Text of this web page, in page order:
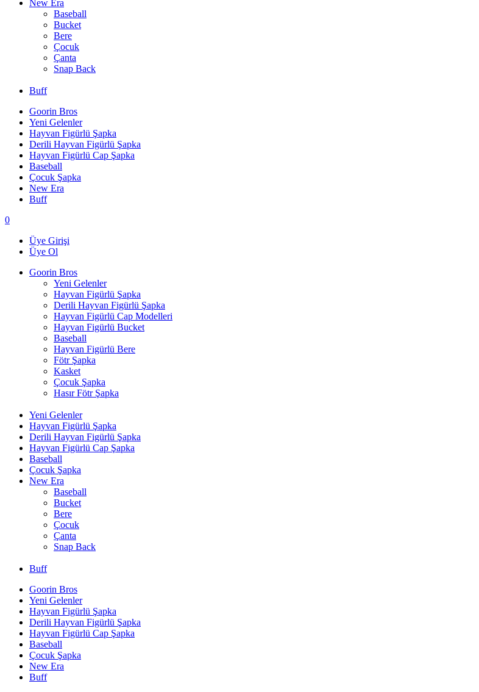
New Era
Baseball
Bucket
Bere
Çocuk
Çanta
Snap Back
Buff
Goorin Bros
Yeni Gelenler
Hayvan Figürlü Şapka
Derili Hayvan Figürlü Şapka
Hayvan Figürlü Cap Şapka
Baseball
Çocuk Şapka
New Era
Buff
0
Üye Girişi
Üye Ol
Goorin Bros
Yeni Gelenler
Hayvan Figürlü Şapka
Derili Hayvan Figürlü Şapka
Hayvan Figürlü Cap Modelleri
Hayvan Figürlü Bucket
Baseball
Hayvan Figürlü Bere
Fötr Şapka
Kasket
Çocuk Şapka
Hasır Fötr Şapka
Yeni Gelenler
Hayvan Figürlü Şapka
Derili Hayvan Figürlü Şapka
Hayvan Figürlü Cap Şapka
Baseball
Çocuk Şapka
New Era
Baseball
Bucket
Bere
Çocuk
Çanta
Snap Back
Buff
Goorin Bros
Yeni Gelenler
Hayvan Figürlü Şapka
Derili Hayvan Figürlü Şapka
Hayvan Figürlü Cap Şapka
Baseball
Çocuk Şapka
New Era
Buff